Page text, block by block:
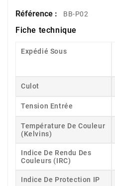
Référence : BB-P02
Fiche technique
Expédié Sous
Culot
Tension Entrée
Température De Couleur
(Kelvins)
Indice De Rendu Des
Couleurs (IRC)
Indice De Protection IP